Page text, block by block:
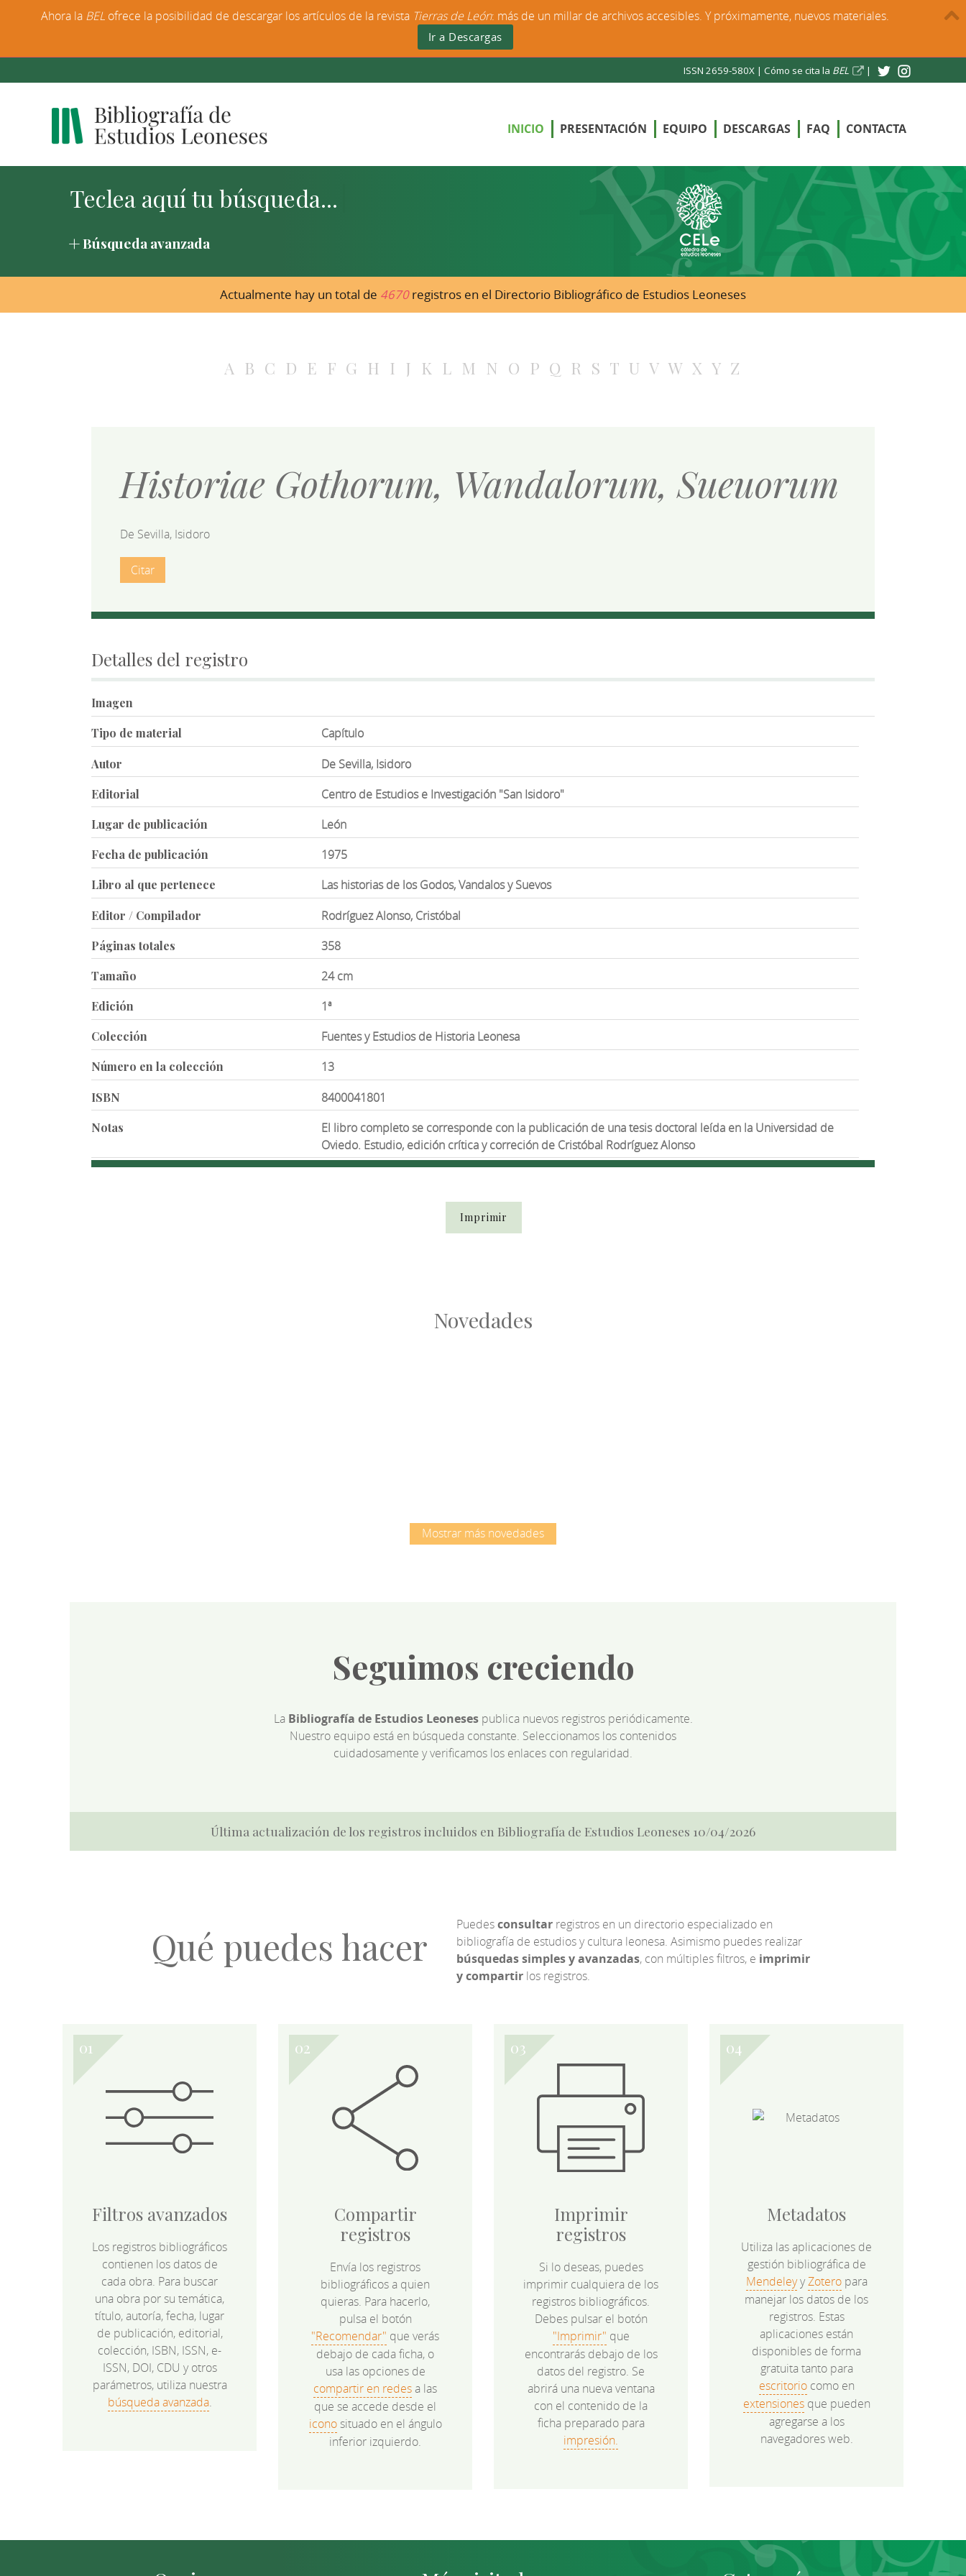
ISSN 2659-580X | Cómo se cita la BEL |
INICIO PRESENTACIÓN EQUIPO DESCARGAS FAQ CONTACTA
Búsqueda avanzada
Actualmente hay un total de 4670registros en el Directorio Bibliográfico de Estudios Leoneses
A B C D E F G H I J K L M N O P Q R S T U V W X Y Z
Historiae Gothorum, Wandalorum, Sueuorum
De Sevilla, Isidoro
Citar
Detalles del registro
Imagen
Tipo de material Capítulo
Autor De Sevilla, Isidoro
Editorial Centro de Estudios e Investigación "San Isidoro"
Lugar de publicación León
Fecha de publicación 1975
Libro al que pertenece Las historias de los Godos, Vandalos y Suevos
Editor / Compilador Rodríguez Alonso, Cristóbal
Páginas totales 358
Tamaño 24 cm
Edición 1ª
Colección Fuentes y Estudios de Historia Leonesa
Número en la colección 13
ISBN 8400041801
Notas
El libro completo se corresponde con la publicación de una tesis doctoral leída en la Universidad de
Oviedo. Estudio, edición crítica y correción de Cristóbal Rodríguez Alonso
Imprimir
Novedades
Mostrar más novedades
Seguimos creciendo
La Bibliografía de Estudios Leonesespublica nuevos registros periódicamente.
Nuestro equipo está en búsqueda constante. Seleccionamos los contenidos
cuidadosamente y verificamos los enlaces con regularidad.
Última actualización de los registros incluidos en Bibliografía de Estudios Leoneses 10/04/2026
Qué puedes hacer Puedesconsultarregistros en un directorio especializado en
bibliografía de estudios y cultura leonesa. Asimismo puedes realizar
búsquedas simples y avanzadas, con múltiples filtros, e imprimir
y compartirlos registros.
Filtros avanzados
Los registros bibliográficos
contienen los datos de
cada obra. Para buscar
una obra por su temática,
título, autoría, fecha, lugar
de publicación, editorial,
colección, ISBN, ISSN, e-
ISSN, DOI, CDU y otros
parámetros, utiliza nuestra
búsqueda avanzada.
Compartir
registros
Envía los registros
bibliográficos a quien
quieras. Para hacerlo,
pulsa el botón
"Recomendar" que verás
debajo de cada ficha, o
usa las opciones de
compartir en redesa las
que se accede desde el
iconosituado en el ángulo
inferior izquierdo.
Imprimir
registros
Si lo deseas, puedes
imprimir cualquiera de los
registros bibliográficos.
Debes pulsar el botón
"Imprimir" que
encontrarás debajo de los
datos del registro. Se
abrirá una nueva ventana
con el contenido de la
ficha preparado para
impresión.
Metadatos
Utiliza las aplicaciones de
gestión bibliográfica de
MendeleyyZoteropara
manejar los datos de los
registros. Estas
aplicaciones están
disponibles de forma
gratuita tanto para
escritoriocomo en
extensionesque pueden
agregarse a los
navegadores web.
Ahora la BEL ofrece la posibilidad de descargar los artículos de la revista Tierras de León: más de un millar de archivos accesibles. Y próximamente, nuevos materiales.
Ir a Descargas